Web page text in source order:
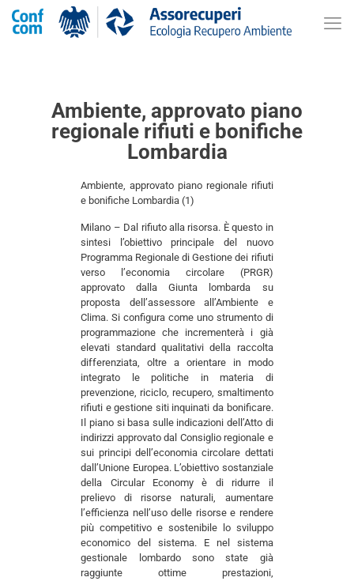
Ambiente, approvato piano
regionale rifiuti e bonifiche
Lombardia
Ambiente, approvato piano regionale rifiuti
e bonifiche Lombardia (1)
Milano – Dal rifiuto alla risorsa. È questo in
sintesi l’obiettivo principale del nuovo
Programma Regionale di Gestione dei rifiuti
verso l’economia circolare (PRGR)
approvato dalla Giunta lombarda su
proposta dell’assessore all’Ambiente e
Clima. Si configura come uno strumento di
programmazione che incrementerà i già
elevati standard qualitativi della raccolta
differenziata, oltre a orientare in modo
integrato le politiche in materia di
prevenzione, riciclo, recupero, smaltimento
rifiuti e gestione siti inquinati da bonificare.
Il piano si basa sulle indicazioni dell’Atto di
indirizzi approvato dal Consiglio regionale e
sui principi dell’economia circolare dettati
dall’Unione Europea. L’obiettivo sostanziale
della Circular Economy è di ridurre il
prelievo di risorse naturali, aumentare
l’efficienza nell’uso delle risorse e rendere
più competitivo e sostenibile lo sviluppo
economico del sistema. E nel sistema
gestionale lombardo sono state già
raggiunte ottime prestazioni,